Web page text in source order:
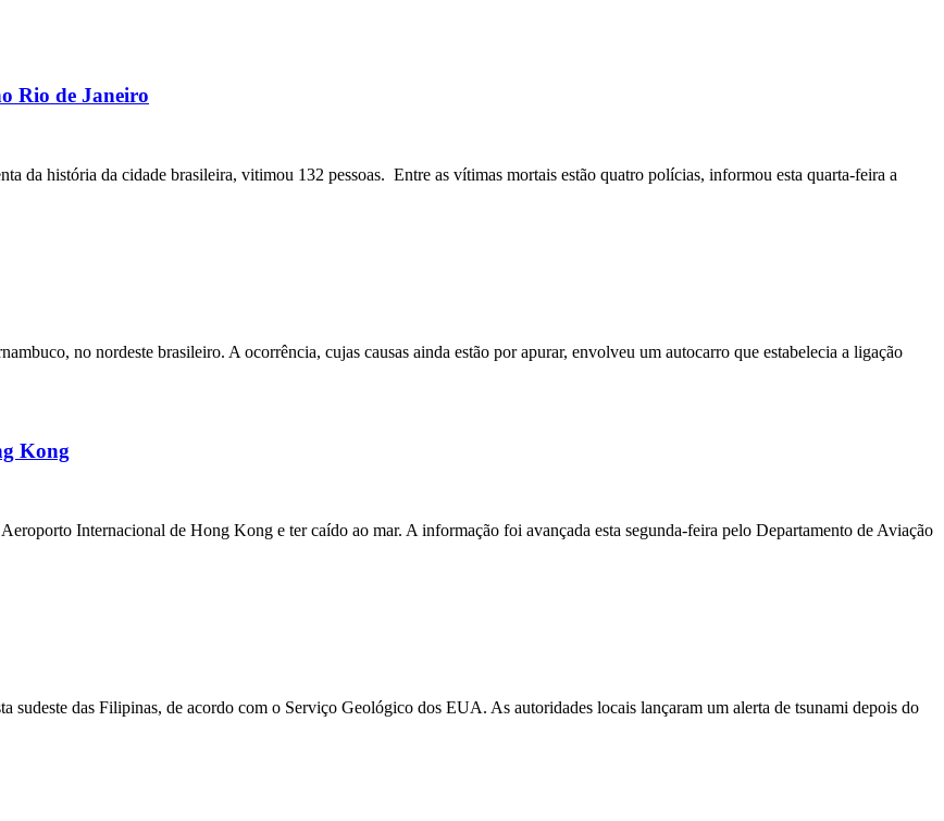
Rio de Janeiro
da história da cidade brasileira, vitimou 132 pessoas. Entre as vítimas mortais estão quatro polícias, informou esta quarta-feira a
no nordeste brasileiro. A ocorrência, cujas causas ainda estão por apurar, envolveu um autocarro que estabelecia a ligação
Kong
Internacional de Hong Kong e ter caído ao mar. A informação foi avançada esta segunda-feira pelo Departamento de Aviação
sudeste das Filipinas, de acordo com o Serviço Geológico dos EUA. As autoridades locais lançaram um alerta de tsunami depois do